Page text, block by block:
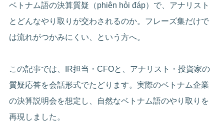
ベトナム語の決算質疑（phiên hỏi đáp）で、アナリスト
とどんなやり取りが交わされるのか。フレーズ集だけで
は流れがつかみにくい、という方へ。
この記事では、IR担当・CFOと、アナリスト・投資家の
質疑応答を会話形式でたどります。実際のベトナム企業
の決算説明会を想定し、自然なベトナム語のやり取りを
再現しました。